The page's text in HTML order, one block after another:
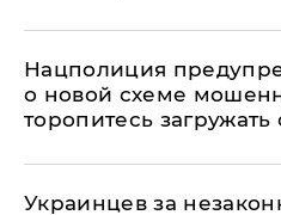
Нацполиция
о новой схеме
торопитесь
Украинцев за